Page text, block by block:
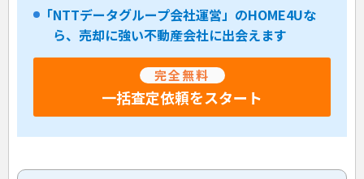
「NTTデータグループ会社運営」のHOME4Uな
ら、売却に強い不動産会社に出会えます
完全無料
一括査定依頼をスタート